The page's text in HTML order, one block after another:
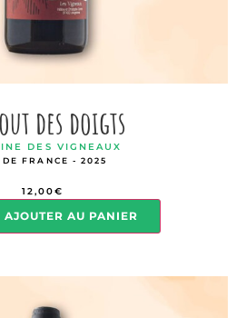
des doigts
DES VIGNEAUX
FRANCE - 2025
12,00€
AJOUTER AU PANIER